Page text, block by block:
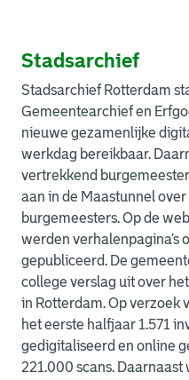
Stadsarchief
Stadsarchief Rotterdam
Gemeentearchief en
nieuwe gezamenlijke
werkdag bereikbaar.
vertrekkend
aan in de Maastunnel
burgemeesters. Op de
werden verhalenpagina’s
gepubliceerd. De
college verslag uit over
in Rotterdam. Op verzoek
het eerste halfjaar 1.571
gedigitaliseerd en online
221.000 scans.